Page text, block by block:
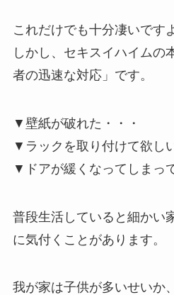
これだけでも十分凄いです
しかし、セキスイハイムの
者の迅速な対応」 です。
▼壁紙が破れた・・・
▼ラックを取り付けて欲し
▼ドアが緩くなってしまっ
普段生活していると細かい
に気付くことがあります。
我が家は子供が多いせいか